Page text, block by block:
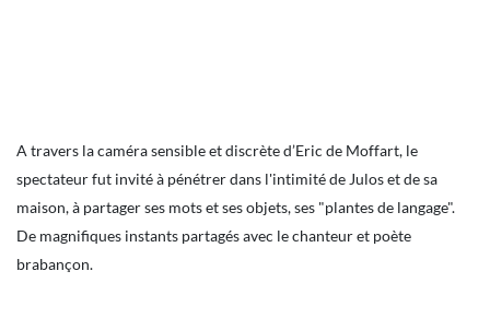
A travers la caméra sensible et discrète d’Eric de Moffart, le
spectateur fut invité à pénétrer dans l'intimité de Julos et de sa
maison, à partager ses mots et ses objets, ses "plantes de langage".
De magnifiques instants partagés avec le chanteur et poète
brabançon.